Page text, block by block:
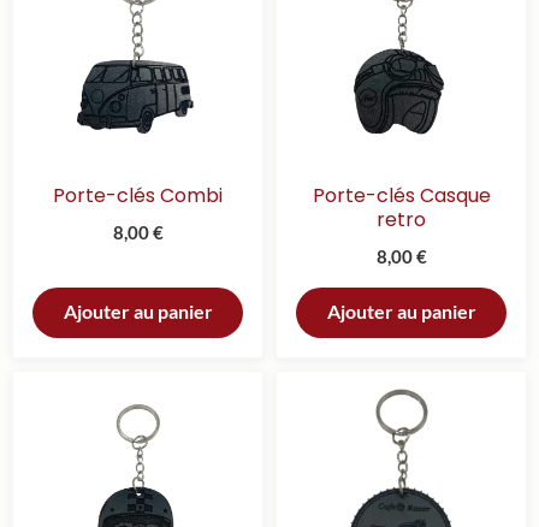
Porte-clés Combi
8,00€
Ajouter au panier
Porte-clés Casque
retro
8,00€
Ajouter au panier